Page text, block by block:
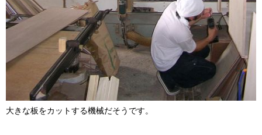
大きな板をカットする機械だそうです。